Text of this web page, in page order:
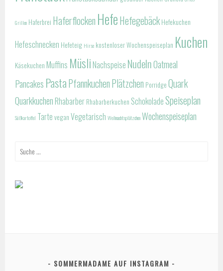
Grillen Haferbrei Haferflocken HefeHefegebäck Hefekuchen
Hefeschnecken Hefeteig Hirse kostenloser Wochenspeiseplan Kuchen
Käsekuchen Muffins Müsli Nachspeise NudelnOatmeal
Pancakes PastaPfannkuchenPlätzchen Porridge Quark
Quarkkuchen Rhabarber Rhabarberkuchen SchokoladeSpeiseplan
Süßkartoffel Tarte vegan Vegetarisch Weihnachtsplätzchen Wochenspeiseplan
Suche
SOMMERMADAME AUF INSTAGRAM